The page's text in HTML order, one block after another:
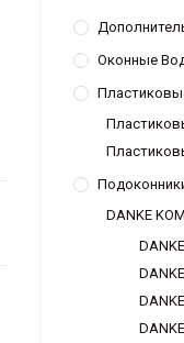
Оконные
DANKE